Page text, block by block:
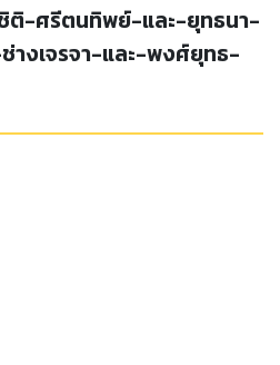
ติ-ศรีตนทิพย์-และ-ยุทธนา-
างเจรจา-และ-พงศ์ยุทธ-